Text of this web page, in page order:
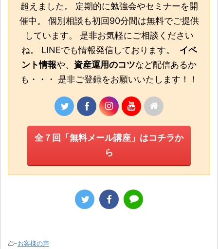
超えました。 定期的に勉強会やセミナーを開
催中。 個別相談も初回90分間は無料でご提供
しています。 是非お気軽にご相談ください
ね。 LINEでも情報発信しております。 イベ
ント情報や、 資産運用のコツなど配信あるか
も・・・ 是非ご登録をお願いいたします！！
全７回「無料メール講座」はコチラか
ら
-お客様の声